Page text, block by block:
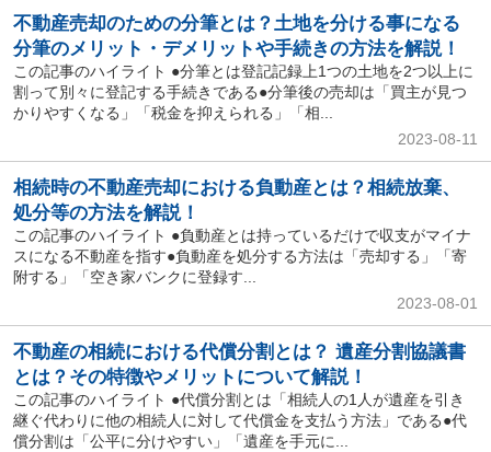
不動産売却のための分筆とは？土地を分ける事になる
分筆のメリット・デメリットや手続きの方法を解説！
この記事のハイライト ●分筆とは登記記録上1つの土地を2つ以上に
割って別々に登記する手続きである●分筆後の売却は「買主が見つ
かりやすくなる」「税金を抑えられる」「相...
2023-08-11
相続時の不動産売却における負動産とは？相続放棄、
処分等の方法を解説！
この記事のハイライト ●負動産とは持っているだけで収支がマイナ
スになる不動産を指す●負動産を処分する方法は「売却する」「寄
附する」「空き家バンクに登録す...
2023-08-01
不動産の相続における代償分割とは？ 遺産分割協議書
とは？その特徴やメリットについて解説！
この記事のハイライト ●代償分割とは「相続人の1人が遺産を引き
継ぐ代わりに他の相続人に対して代償金を支払う方法」である●代
償分割は「公平に分けやすい」「遺産を手元に...